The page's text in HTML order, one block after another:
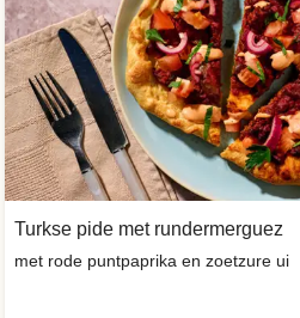
Turkse pide met rundermerguez
met rode puntpaprika en zoetzure ui